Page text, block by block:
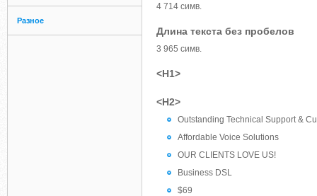
Разное
4 714 симв.
Длина текста без пробелов
3 965 симв.
<H1>
<H2>
Outstanding Technical Support &
Affordable Voice Solutions
OUR CLIENTS LOVE US!
Business DSL
$69